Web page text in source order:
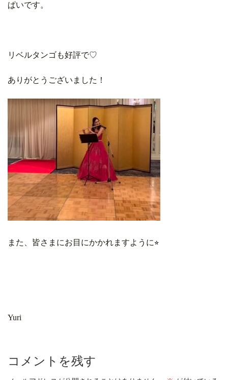
ぱいです。
リベルタンゴも好評で♡
ありがとうございました！
また、皆さまにお目にかかれますように⭐︎
Yuri
コメントを残す